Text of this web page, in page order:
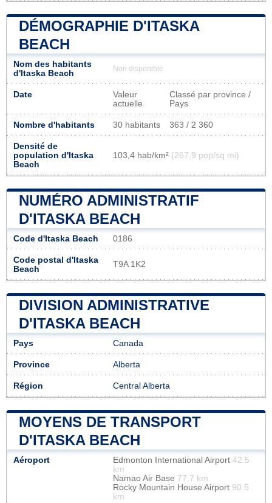
DÉMOGRAPHIE D'ITASKA
BEACH
Nom des habitants
d'Itaska Beach
Non disponible
Date
Valeur
actuelle
Classé par province /
Pays
Nombre d'habitants 30 habitants 363 / 2 360
Densité de
population d'Itaska
Beach
103,4 hab/km² (267,9 pop/sq mi)
NUMÉRO ADMINISTRATIF
D'ITASKA BEACH
Code d'Itaska Beach 0186
Code postal d'Itaska
Beach
T9A 1K2
DIVISION ADMINISTRATIVE
D'ITASKA BEACH
Pays Canada
Province Alberta
Région Central Alberta
MOYENS DE TRANSPORT
D'ITASKA BEACH
Aéroport Edmonton International Airport 42.5
km
Namao Air Base 77.7 km
Rocky Mountain House Airport 90.5
km